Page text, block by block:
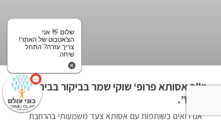
יו"ר אסותא פרופ‘ שוקי שמר בביקור בבית ”בוני
עולם”.
"אנו רואים בשותפות עם אסותא צעד משמעותי בהרחבת
שלום 👋 אני
הצ'אטבוט של האתר!
צריך עזרה? התחל
שיחה.